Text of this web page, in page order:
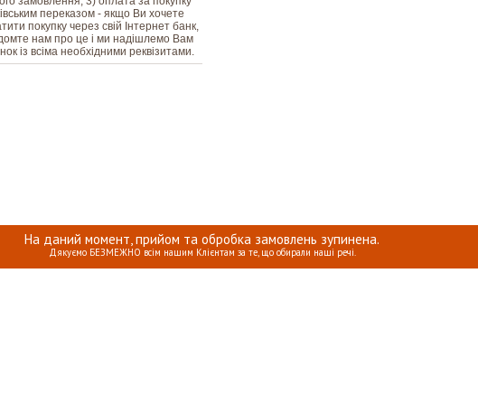
На даний момент, прийом та обробка замовлень зупинена.
Дякуємо БЕЗМЕЖНО всім нашим Клієнтам за те, що обирали наші речі.
переказом - якщо Ви хочете
покупку через свій Інтернет банк,
нам про це і ми надішлемо Вам
із всіма необхідними реквізитами.